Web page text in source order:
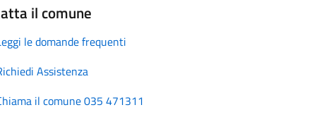
il comune
le domande frequenti
Assistenza
il comune 035 471311